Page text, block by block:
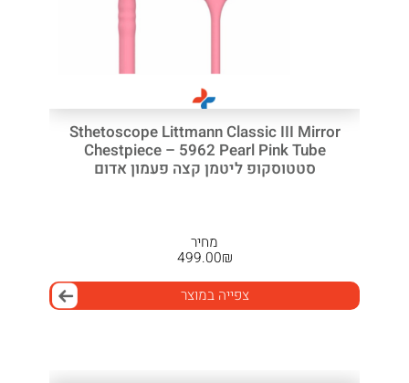
Sthetoscope Littmann Classic III Mirror
Chestpiece – 5962 Pearl Pink Tube
סטטוסקופ ליטמן קצה פעמון אדום
מחיר
₪
499.00
צפייה במוצר